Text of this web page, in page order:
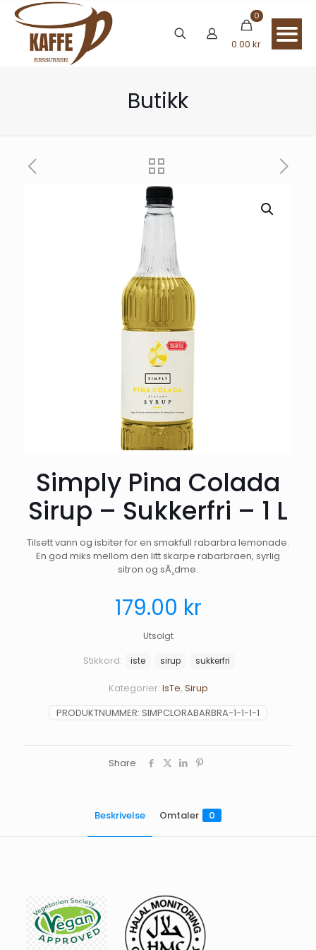
0
0.00 kr
Butikk
Simply Pina Colada
Sirup – Sukkerfri – 1 L
Tilsett vann og isbiter for en smakfull rabarbra lemonade.
En god miks mellom den litt skarpe rabarbraen, syrlig
sitron og sÃ¸dme.
179.00 kr
Utsolgt
PRODUKTNUMMER: SIMPCLORABARBRA-1-1-1-1
Kategorier: IsTe, Sirup
Stikkord: iste sirup sukkerfri
Share
Beskrivelse Omtaler 0